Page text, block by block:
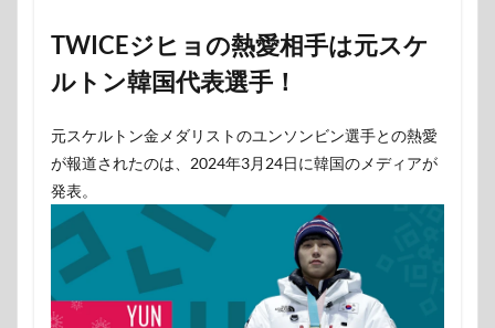
TWICEジヒョの熱愛相手は元スケ
ルトン韓国代表選手！
元スケルトン金メダリストのユンソンビン選手との熱愛
が報道されたのは、2024年3月24日に韓国のメディアが
発表。